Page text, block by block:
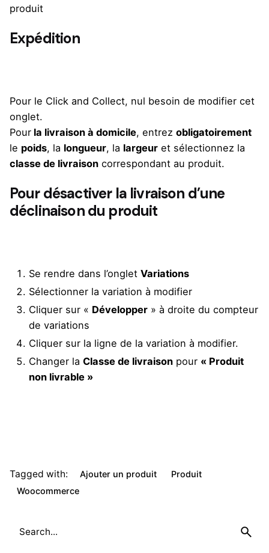
produit
Expédition
Pour le Click and Collect, nul besoin de modifier cet
onglet.
Pour la livraison à domicile, entrez obligatoirement
le poids, la longueur, la largeur et sélectionnez la
classe de livraison correspondant au produit.
Pour désactiver la livraison d’une
déclinaison du produit
Se rendre dans l’onglet Variations
Sélectionner la variation à modifier
Cliquer sur « Développer » à droite du compteur
de variations
Cliquer sur la ligne de la variation à modifier.
Changer la Classe de livraison pour « Produit
non livrable »
Tagged with: Ajouter un produit
Produit
Woocommerce